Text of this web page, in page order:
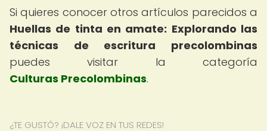
Si quieres conocer otros artículos parecidos a
Huellas de tinta en amate: Explorando las
técnicas de escritura precolombinas
puedes visitar la categoría
Culturas Precolombinas.
¿TE GUSTÓ? ¡DALE VOZ EN TUS REDES!